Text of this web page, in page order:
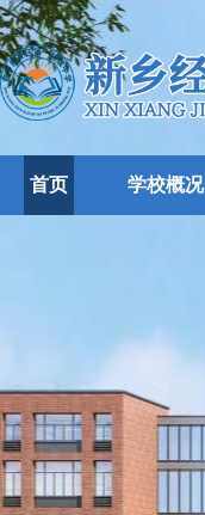
首页 学校概况